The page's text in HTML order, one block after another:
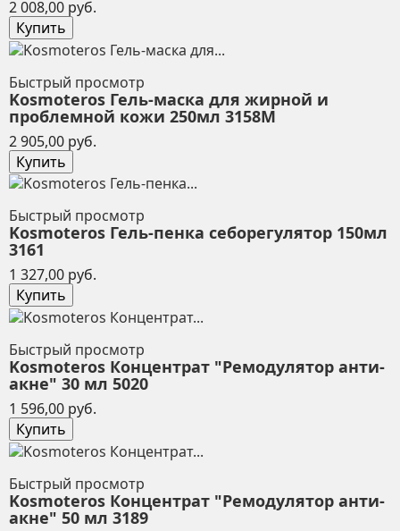
2 008,00 руб.
Купить
Быстрый просмотр
Kosmoteros Гель-маска для жирной и
проблемной кожи 250мл 3158M
2 905,00 руб.
Купить
Быстрый просмотр
Kosmoteros Гель-пенка себорегулятор 150мл
3161
1 327,00 руб.
Купить
Быстрый просмотр
Kosmoteros Концентрат "Ремодулятор анти-
акне" 30 мл 5020
1 596,00 руб.
Купить
Быстрый просмотр
Kosmoteros Концентрат "Ремодулятор анти-
акне" 50 мл 3189